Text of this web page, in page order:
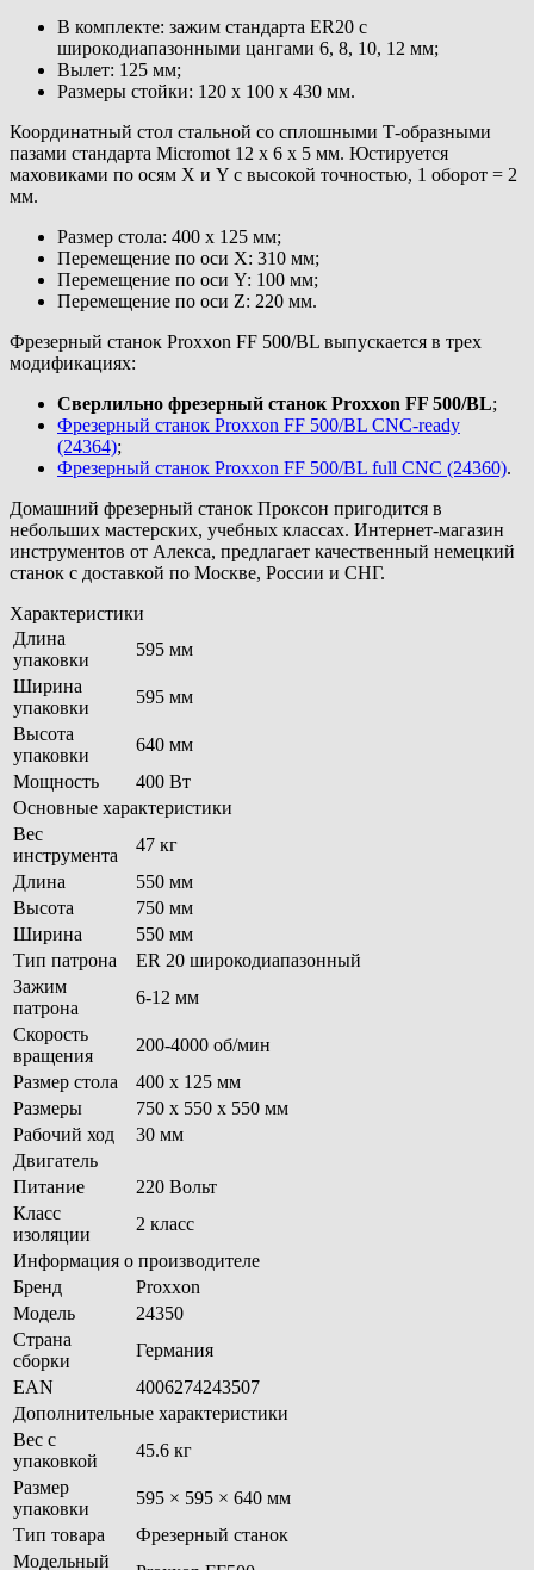
В комплекте: зажим стандарта ER20 с
широкодиапазонными цангами 6, 8, 10, 12 мм;
Вылет: 125 мм;
Размеры стойки: 120 х 100 х 430 мм.
Координатный стол стальной со сплошными Т-образными
пазами стандарта Micromot 12 х 6 х 5 мм. Юстируется
маховиками по осям X и Y с высокой точностью, 1 оборот = 2
мм.
Размер стола: 400 х 125 мм;
Перемещение по оси X: 310 мм;
Перемещение по оси Y: 100 мм;
Перемещение по оси Z: 220 мм.
Фрезерный станок Proxxon FF 500/BL выпускается в трех
модификациях:
Сверлильно фрезерный станок Proxxon FF 500/BL;
Фрезерный станок Proxxon FF 500/BL CNC-ready
(24364);
Фрезерный станок Proxxon FF 500/BL full CNC (24360).
Домашний фрезерный станок Проксон пригодится в
небольших мастерских, учебных классах. Интернет-магазин
инструментов от Алекса, предлагает качественный немецкий
станок с доставкой по Москве, России и СНГ.
Характеристики
Длина
упаковки
595 мм
Ширина
упаковки
595 мм
Высота
упаковки
640 мм
Мощность
400 Вт
Основные характеристики
Вес
инструмента
47 кг
Длина
550 мм
Высота
750 мм
Ширина
550 мм
Тип патрона
ER 20 широкодиапазонный
Зажим
патрона
6-12 мм
Скорость
вращения
200-4000 об/мин
Размер стола
400 х 125 мм
Размеры
750 х 550 х 550 мм
Рабочий ход
30 мм
Двигатель
Питание
220 Вольт
Класс
изоляции
2 класс
Информация о производителе
Бренд
Proxxon
Модель
24350
Страна
сборки
Германия
EAN
4006274243507
Дополнительные характеристики
Вес с
упаковкой
45.6 кг
Размер
упаковки
595 × 595 × 640 мм
Тип товара
Фрезерный станок
Модельный